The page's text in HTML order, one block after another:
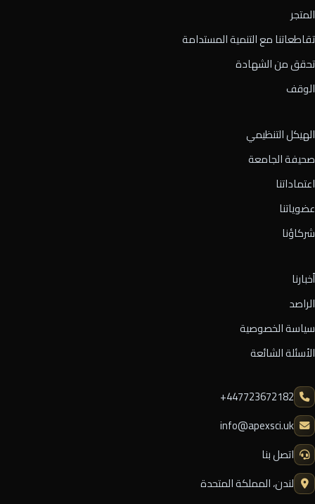
المتجر
تقاطعاتنا مع التنمية المستدامة
تحقق من الشهادة
الوقف
الهيكل التنظيمي
صحيفة الجامعة
اعتماداتنا
عضوياتنا
شركاؤنا
أخبارنا
الراصد
سياسة الخصوصية
الأسئلة الشائعة
⁦+447723672182⁩
info@apexsci.uk
اتصل بنا
لندن، المملكة المتحدة